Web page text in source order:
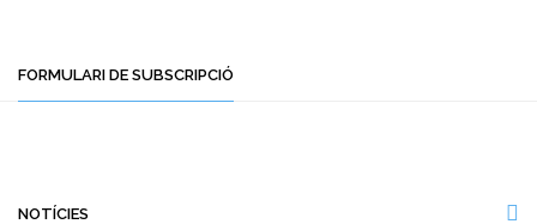
FORMULARI DE SUBSCRIPCIÓ
NOTÍCIES